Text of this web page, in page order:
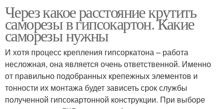
Через какое расстояние крутить
саморезы в гипсокартон. Какие
саморезы нужны
И хотя процесс крепления гипсоркатона – работа
несложная, она является очень ответственной. Именно
от правильно подобранных крепежных элементов и
тонности их монтажа будет зависеть срок службы
полученной гипсокартонной конструкции. При выборе